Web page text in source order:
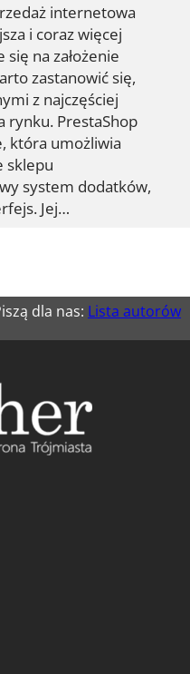
internetowa
i coraz więcej
na założenie
zastanowić się,
z najczęściej
rynku. PrestaShop
która umożliwia
sklepu
system dodatków,
Jej…
dla nas: Lista autorów